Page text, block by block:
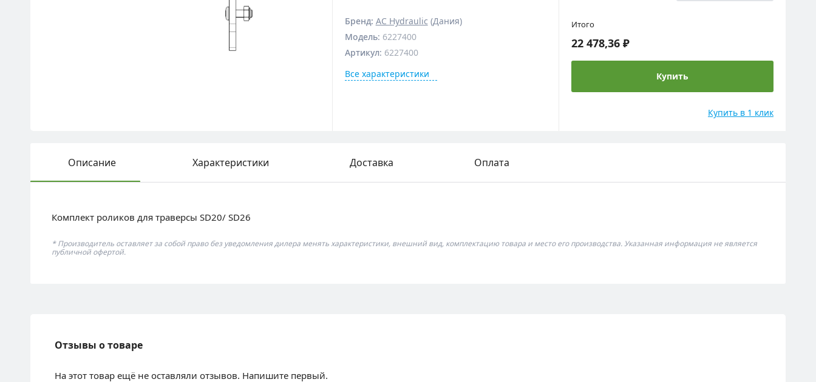
Бренд: AC Hydraulic (Дания)
Модель: 6227400
Артикул: 6227400
Все характеристики
Итого
22 478,36 ₽
Купить
Купить в 1 клик
Описание Характеристики Доставка Оплата
Комплект роликов для траверсы SD20/ SD26
* Производитель оставляет за собой право без уведомления дилера менять характеристики, внешний вид, комплектацию товара и место его производства. Указанная информация не является
публичной офертой.
Отзывы о товаре
На этот товар ещё не оставляли отзывов. Напишите первый.